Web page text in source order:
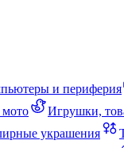
и периферия
Игрушки,
украшения